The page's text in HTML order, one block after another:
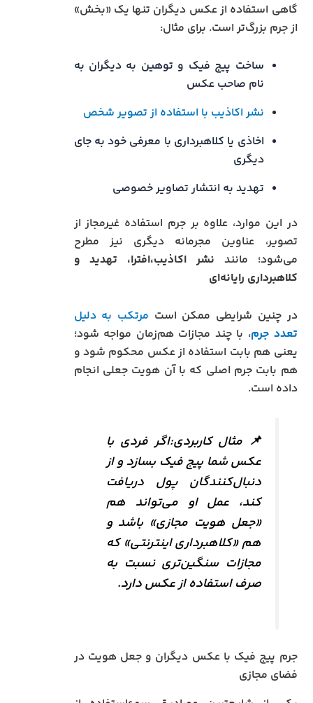
گاهی استفاده از عکس دیگران تنها یک «بخش»
از جرم بزرگ‌تر است. برای مثال:
ساخت پیج فیک و توهین به دیگران به
نام صاحب عکس
نشر اکاذیب با استفاده از تصویر شخص
اخاذی یا کلاهبرداری با معرفی خود به جای
دیگری
تهدید به انتشار تصاویر خصوصی
در این موارد، علاوه بر جرم استفاده غیرمجاز از
تصویر، عناوین مجرمانه دیگری نیز مطرح
می‌شود؛ مانند نشر اکاذیب،افترا، تهدید و
کلاهبرداری رایانه‌ای
در چنین شرایطی ممکن است مرتکب به دلیل
تعدد جرم، با چند مجازات هم‌زمان مواجه شود؛
یعنی هم بابت استفاده از عکس محکوم شود و
هم بابت جرم اصلی که با آن هویت جعلی انجام
داده است.
📌 مثال کاربردی:اگر فردی با
عکس شما پیج فیک بسازد و از
دنبال‌کنندگان پول دریافت
کند، عمل او می‌تواند هم
«جعل هویت مجازی» باشد و
هم «کلاهبرداری اینترنتی» که
مجازات سنگین‌تری نسبت به
صرف استفاده از عکس دارد.
جرم پیج فیک با عکس دیگران و جعل هویت در
فضای مجازی